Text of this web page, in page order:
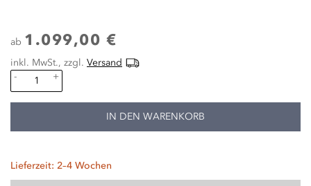
ab 1.099,00 €
inkl. MwSt., zzgl. Versand
-
+
IN DEN WARENKORB
Lieferzeit: 2–4 Wochen